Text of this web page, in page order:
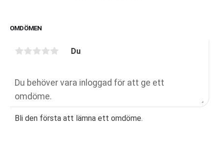
OMDÖMEN
Du
Bli den första att lämna ett omdöme.